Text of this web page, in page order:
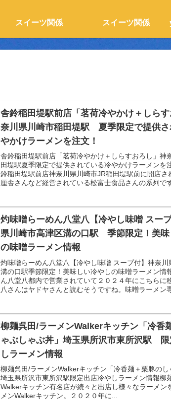
スイーツ関係 スイーツ関係
舎鈴稲田堤駅前店「茗荷冷やかけ＋しら
奈川県川崎市稲田堤駅 夏季限定で提供さ
やかけラーメンを注文！
舎鈴稲田堤駅前店「茗荷冷やかけ＋しらすおろし」神
田堤駅夏季限定で提供されている冷やかけラーメンを
鈴稲田堤駅前店神奈川県川崎市JR稲田堤駅前に開店さ
厘舎さんなど経営されている松富士食品さんの系列で
灼味噌らーめん八堂八【冷やし味噌 スー
県川崎市高津区溝の口駅 季節限定！美味
の味噌ラーメン情報
灼味噌らーめん八堂八【冷やし味噌 スープ付】神奈川
溝の口駅季節限定！美味しい冷やしの味噌ラーメン情
ん八堂八都内で営業されていて２０２４年にこちらに
八さんはヤドヤさんと読むそうですね。味噌ラーメン
柳麺呉田/ラーメンWalkerキッチン「冷香
ゃぶしゃぶ丼」埼玉県所沢市東所沢駅 限
しラーメン情報
柳麺呉田/ラーメンWalkerキッチン「冷香麺＋栗豚のし
埼玉県所沢市東所沢駅限定出店冷やしラーメン情報柳
Walkerキッチン有名店が続々と出店し様々なラーメン
メンWalkerキッチン。２０２０年に...